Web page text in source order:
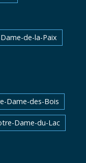
de-la-Paix
Dame-des-Bois
Dame-du-Lac